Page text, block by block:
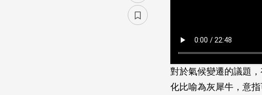
對於氣候變遷的議題
化比喻為灰犀牛，意